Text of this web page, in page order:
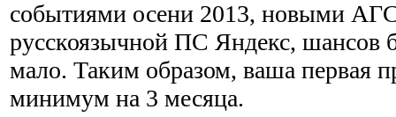
событиями осени 2013, новыми
русскоязычной ПС Яндекс, шансов
мало. Таким образом, ваша первая
минимум на 3 месяца.